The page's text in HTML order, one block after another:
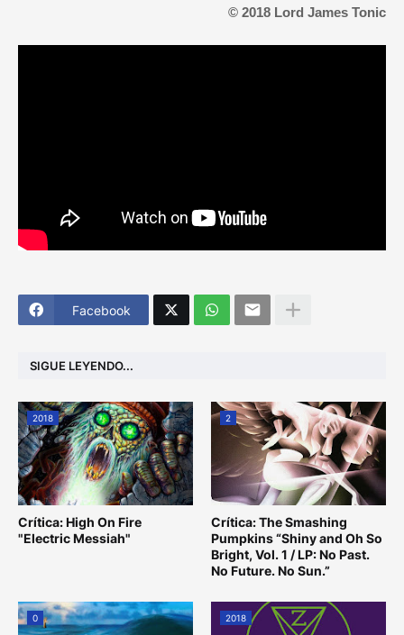
© 2018 Lord James Tonic
Facebook
SIGUE LEYENDO...
2018
Crítica: High On Fire
"Electric Messiah"
2
Crítica: The Smashing
Pumpkins “Shiny and Oh So
Bright, Vol. 1 / LP: No Past.
No Future. No Sun.”
0 2018